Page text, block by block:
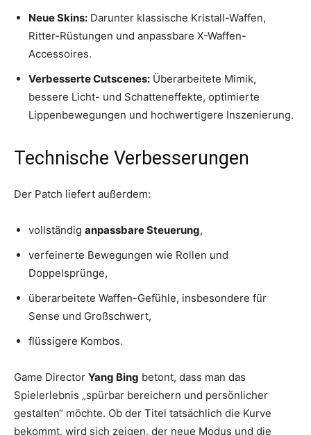
Neue Skins: Darunter klassische Kristall-Waffen,
Ritter-Rüstungen und anpassbare X-Waffen-
Accessoires.
Verbesserte Cutscenes: Überarbeitete Mimik,
bessere Licht- und Schatteneffekte, optimierte
Lippenbewegungen und hochwertigere Inszenierung.
Technische Verbesserungen
Der Patch liefert außerdem:
vollständig anpassbare Steuerung,
verfeinerte Bewegungen wie Rollen und
Doppelsprünge,
überarbeitete Waffen-Gefühle, insbesondere für
Sense und Großschwert,
flüssigere Kombos.
Game Director Yang Bing betont, dass man das
Spielerlebnis „spürbar bereichern und persönlicher
gestalten“ möchte. Ob der Titel tatsächlich die Kurve
bekommt, wird sich zeigen, der neue Modus und die